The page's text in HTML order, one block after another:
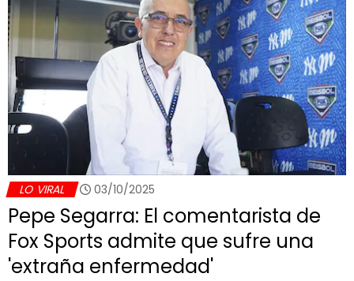
LO VIRAL 03/10/2025
Pepe Segarra: El comentarista de
Fox Sports admite que sufre una
'extraña enfermedad'